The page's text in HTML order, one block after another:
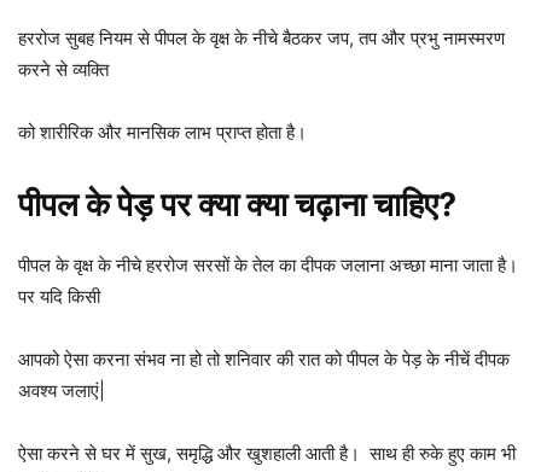
हररोज सुबह नियम से पीपल के वृक्ष के नीचे बैठकर जप, तप और प्रभु नामस्मरण
करने से व्यक्ति
को शारीरिक और मानसिक लाभ प्राप्त होता है।
पीपल के पेड़ पर क्या क्या चढ़ाना चाहिए?
पीपल के वृक्ष के नीचे हररोज सरसों के तेल का दीपक जलाना अच्छा माना जाता है।
पर यदि किसी
आपको ऐसा करना संभव ना हो तो शनिवार की रात को पीपल के पेड़ के नीचें दीपक
अवश्य जलाएं|
ऐसा करने से घर में सुख, समृद्धि और खुशहाली आती है। साथ ही रुके हुए काम भी